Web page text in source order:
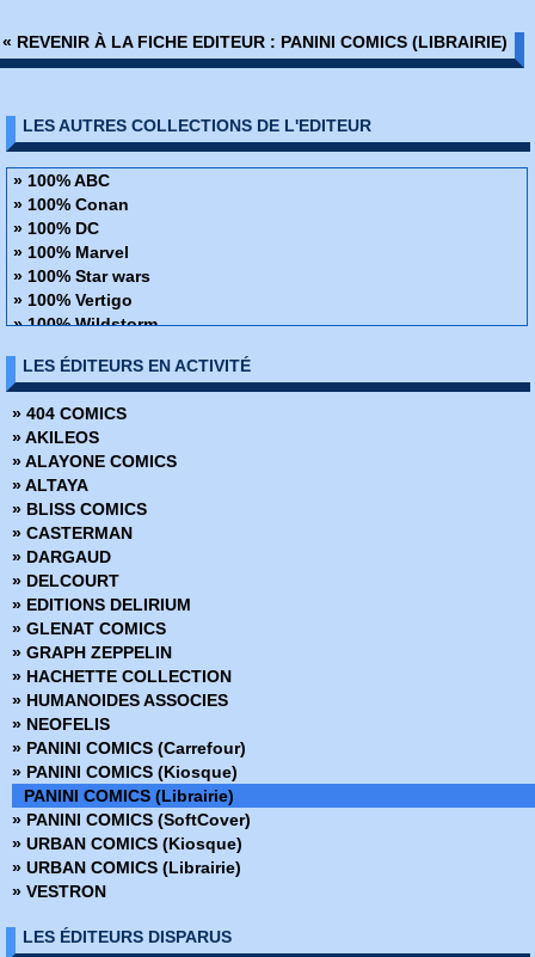
« REVENIR À LA FICHE EDITEUR : PANINI COMICS (LIBRAIRIE)
LES AUTRES COLLECTIONS DE L'EDITEUR
» 100% ABC
» 100% Conan
» 100% DC
» 100% Marvel
» 100% Star wars
» 100% Vertigo
» 100% Wildstorm
» ABC Deluxe
Alien
» Amazing Fantasy
» Avengers - La collection anniversaire
» AWA Studios
» Best Comics
» Best of Marvel
» Best Sellers
» Black, White & Blood
» Boom Studios
» Buffy contre les vampires
» Buffy contre les vampires Saison 8
» Coffret Panini Comics
» Collection inconnue
» Conan (2009)
» Conan Colossal
» Conan le barbare (2019)
» Conan le barbare (2024)
» Dark Horse
» Dark Side
» DC Absolute
» DC Anthologie
» DC Archives
» DC Cult
LES ÉDITEURS EN ACTIVITÉ
» 404 COMICS
» AKILEOS
» ALAYONE COMICS
» ALTAYA
» BLISS COMICS
» CASTERMAN
» DARGAUD
» DELCOURT
» EDITIONS DELIRIUM
» GLENAT COMICS
» GRAPH ZEPPELIN
» HACHETTE COLLECTION
» HUMANOIDES ASSOCIES
» NEOFELIS
» PANINI COMICS (Carrefour)
» PANINI COMICS (Kiosque)
PANINI COMICS (Librairie)
» PANINI COMICS (SoftCover)
» URBAN COMICS (Kiosque)
» URBAN COMICS (Librairie)
» VESTRON
LES ÉDITEURS DISPARUS